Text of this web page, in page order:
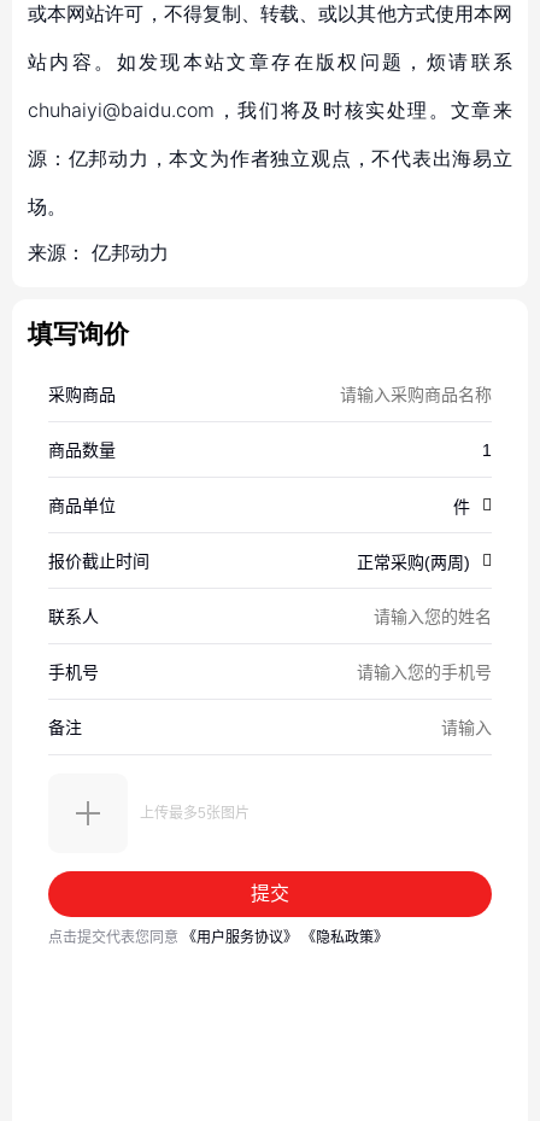
或本网站许可，不得复制、转载、或以其他方式使用本网
站内容。如发现本站文章存在版权问题，烦请联系
chuhaiyi@baidu.com，我们将及时核实处理。文章来
源：亿邦动力，本文为作者独立观点，不代表出海易立
场。
来源： 亿邦动力
填写询价